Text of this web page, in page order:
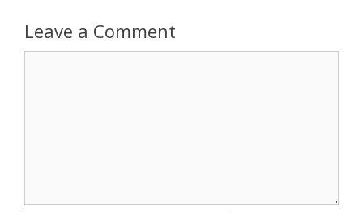
Leave a Comment